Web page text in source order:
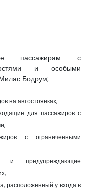
пассажирам с
и особыми
Бодрум;
на автостоянках,
для пассажиров с
с ограниченными
и предупреждающие
расположенный у входа в